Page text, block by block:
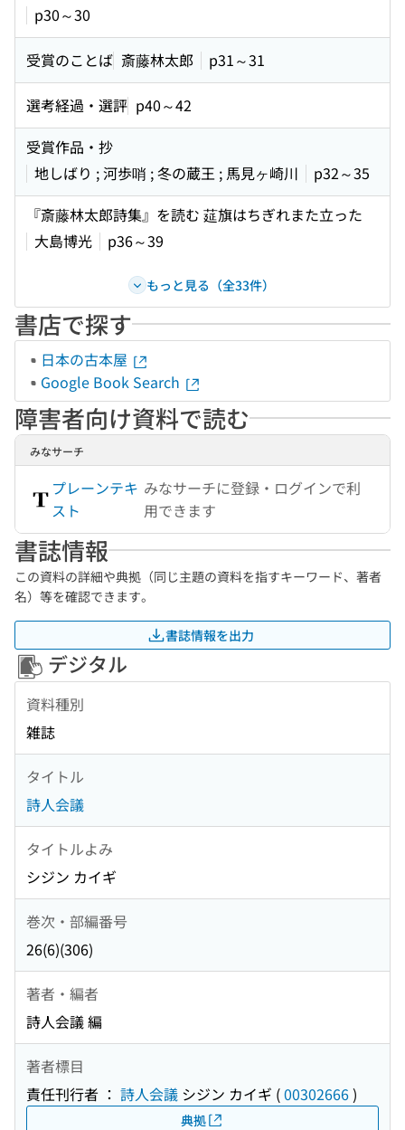
p30～30
受賞のことば 斎藤林太郎 p31～31
選考経過・選評 p40～42
受賞作品・抄
地しばり ; 河歩哨 ; 冬の蔵王 ; 馬見ヶ崎川
p32～35
『斎藤林太郎詩集』を読む 莚旗はちぎれまた立った
大島博光
p36～39
もっと見る（全33件）
書店で探す
日本の古本屋
Google Book Search
障害者向け資料で読む
みなサーチ
プレーンテキ
スト
みなサーチに登録・ログインで利
用できます
書誌情報
この資料の詳細や典拠（同じ主題の資料を指すキーワード、著者
名）等を確認できます。
書誌情報を出力
デジタル
資料種別
雑誌
タイトル
詩人会議
タイトルよみ
シジン カイギ
巻次・部編番号
26(6)(306)
著者・編者
詩人会議 編
著者標目
責任刊行者 ： 詩人会議 シジン カイギ (00302666)
典拠